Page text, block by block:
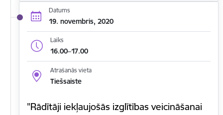
Datums
19. novembris, 2020
Laiks
16.00–17.00
Atrašanās vieta
Tiešsaiste
"Rādītāji iekļaujošās izglītības veicināšanai